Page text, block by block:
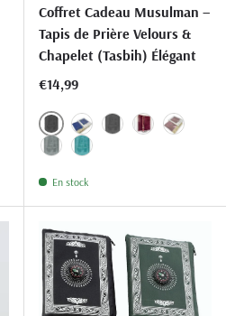
Coffret Cadeau Musulman –
Tapis de Prière Velours &
Chapelet (Tasbih) Élégant
Prix habituel
€14,99
NOIR.01BLEU.02GRIS.04BORDEAUX.08
ROSE.36
GRIS CLAIR.49
BLEU TURQUOISE.63
En stock